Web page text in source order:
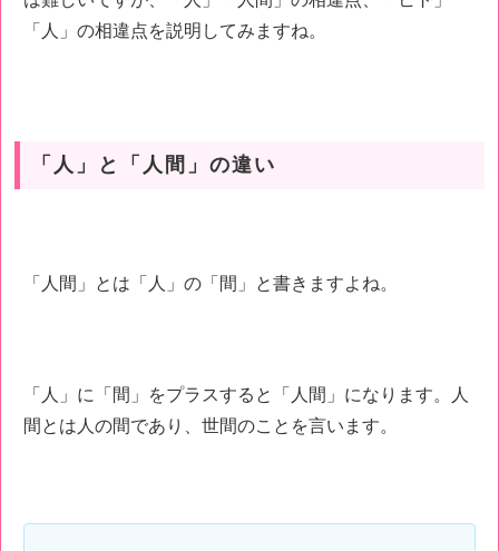
「人」の相違点を説明してみますね。
「人」と「人間」の違い
「人間」とは「人」の「間」と書きますよね。
「人」に「間」をプラスすると「人間」になります。人
間とは人の間であり、世間のことを言います。